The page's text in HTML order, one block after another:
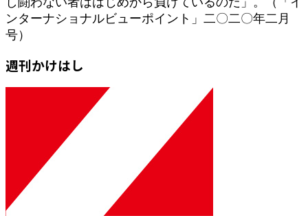
ンターナショナルビューポイント」二〇二〇年二月
号）
週刊かけはし